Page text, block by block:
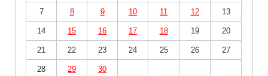
7 8 9 10 11 12 13
14 15 16 17 18 19 20
21 22 23 24 25 26 27
28 29 30